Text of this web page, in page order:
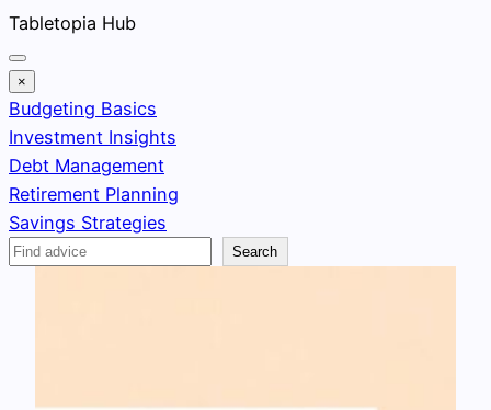
Skip
to
content
Tabletopia Hub
×
Budgeting Basics
Investment Insights
Debt Management
Retirement Planning
Savings Strategies
Search
Search